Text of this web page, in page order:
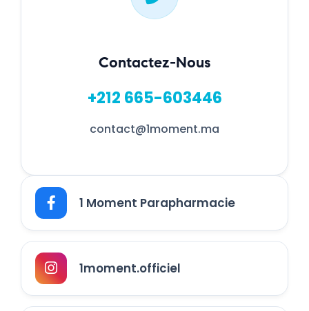
Contactez-Nous
+212 665-603446
contact@1moment.ma
1 Moment Parapharmacie
1moment.officiel